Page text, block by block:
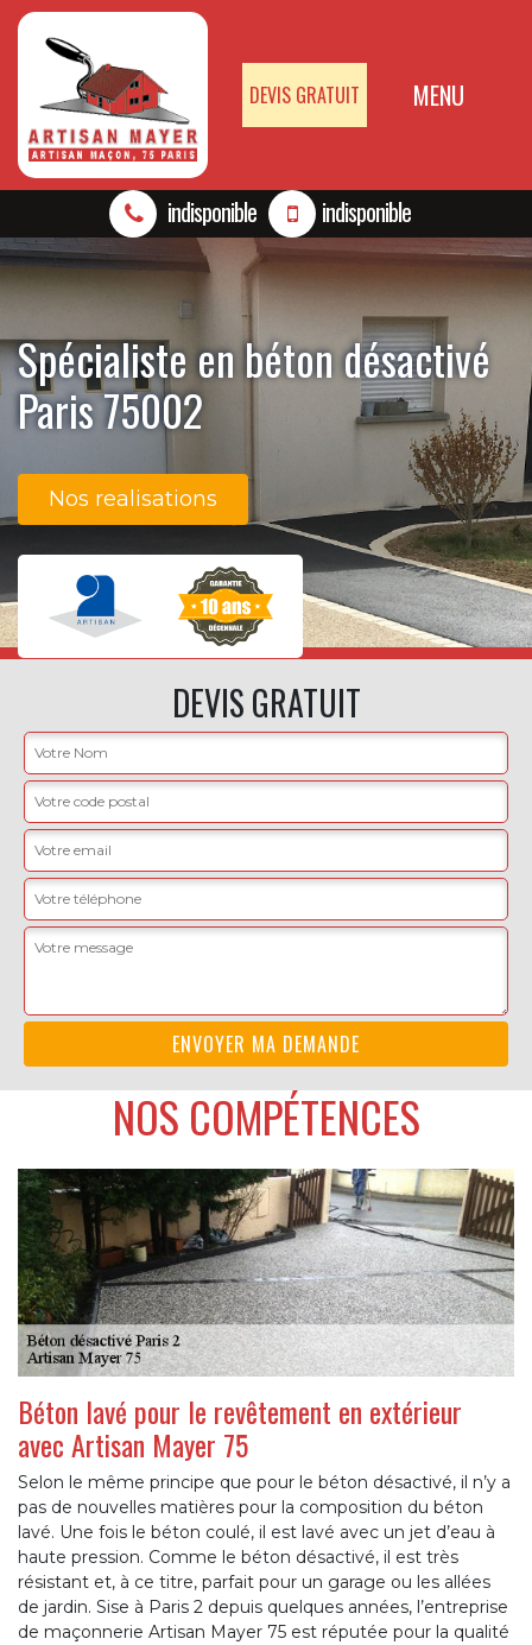
DEVIS GRATUIT MENU
indisponible indisponible
Spécialiste en béton désactivé
Paris 75002
Nos realisations
DEVIS GRATUIT
NOS COMPÉTENCES
Béton lavé pour le revêtement en extérieur
avec Artisan Mayer 75
Selon le même principe que pour le béton désactivé, il n’y a
pas de nouvelles matières pour la composition du béton
lavé. Une fois le béton coulé, il est lavé avec un jet d’eau à
haute pression. Comme le béton désactivé, il est très
résistant et, à ce titre, parfait pour un garage ou les allées
de jardin. Sise à Paris 2 depuis quelques années, l’entreprise
de maçonnerie Artisan Mayer 75 est réputée pour la qualité